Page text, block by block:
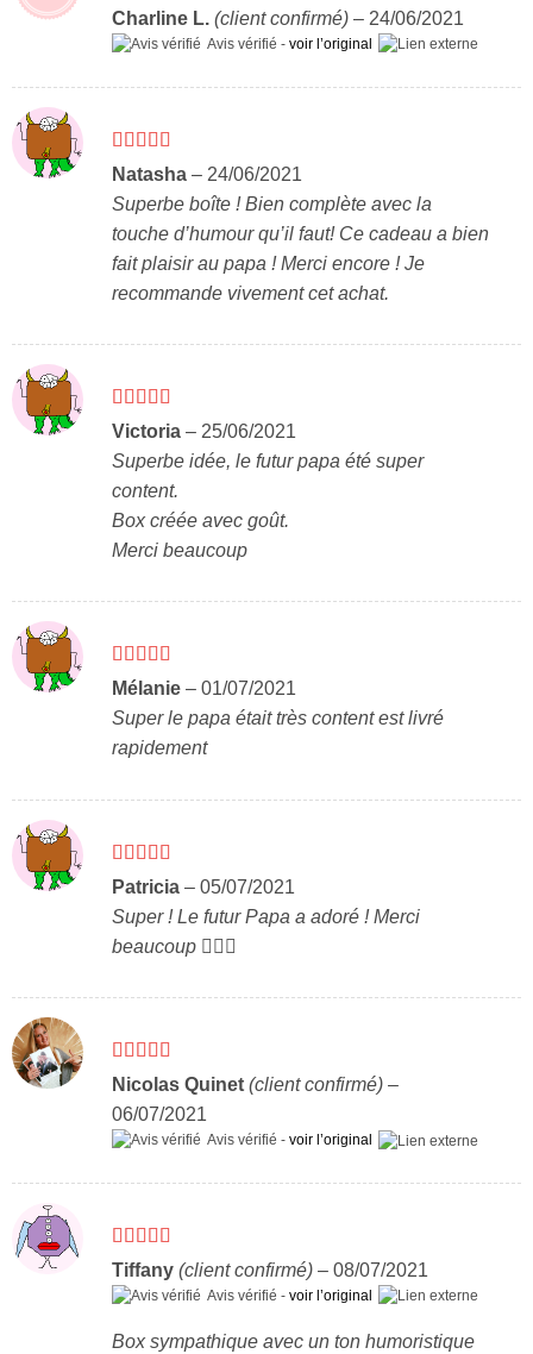
Note5sur 5
Charline L. (client confirmé) – 24/06/2021
Avis vérifié - voir l’original
Note5sur 5
Natasha – 24/06/2021
Superbe boîte ! Bien complète avec la
touche d’humour qu’il faut! Ce cadeau a bien
fait plaisir au papa ! Merci encore ! Je
recommande vivement cet achat.
Note5sur 5
Victoria – 25/06/2021
Superbe idée, le futur papa été super
content.
Box créée avec goût.
Merci beaucoup
Note5sur 5
Mélanie – 01/07/2021
Super le papa était très content est livré
rapidement
Note5sur 5
Patricia – 05/07/2021
Super ! Le futur Papa a adoré ! Merci
beaucoup 👌🏾😊
Note5sur 5
Nicolas Quinet (client confirmé) –
06/07/2021
Avis vérifié - voir l’original
Note4
sur 5
Tiffany (client confirmé) – 08/07/2021
Avis vérifié - voir l’original
Box sympathique avec un ton humoristique